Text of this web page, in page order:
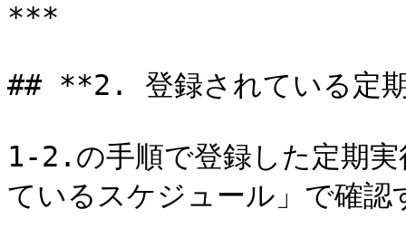
***
## **2. 登録されている定
1-2.の手順で登録した定期
ているスケジュール」で確